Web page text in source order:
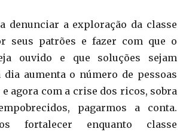
denunciar a exploração da classe
seus patrões e fazer com que o
ouvido e que soluções sejam
dia aumenta o número de pessoas
e agora com a crise dos ricos, sobra
pagarmos a conta.
fortalecer enquanto classe